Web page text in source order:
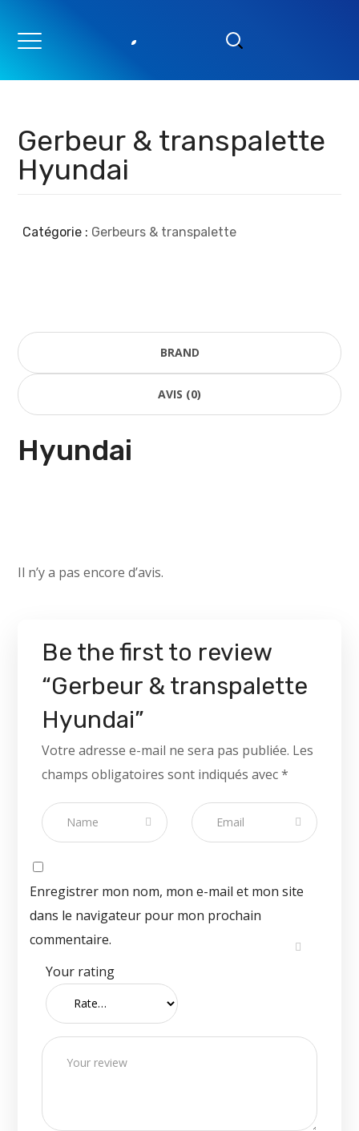
Gerbeur & transpalette
Hyundai
Catégorie : Gerbeurs & transpalette
BRAND
AVIS (0)
Hyundai
Il n’y a pas encore d’avis.
Be the first to review
“Gerbeur & transpalette
Hyundai”
Votre adresse e-mail ne sera pas publiée. Les
champs obligatoires sont indiqués avec*
Enregistrer mon nom, mon e-mail et mon site
dans le navigateur pour mon prochain
commentaire.
Your rating